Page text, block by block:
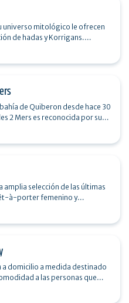
universo mitológico le ofrecen
de hadas y Korrigans.
de 10.30 h a 12.30 h y de 14.30
de Quiberon desde hace 30
2 Mers es reconocida por su
del mercado…
amplia selección de las últimas
à-porter femenino y
a domicilio a medida destinado
a las personas que
independencia, para que